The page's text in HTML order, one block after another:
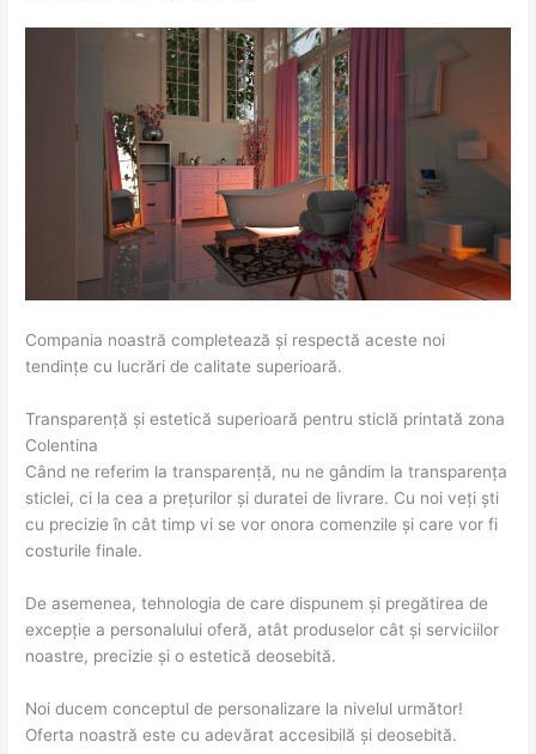
Compania noastră completează și respectă aceste noi
tendințe cu lucrări de calitate superioară.
Transparență și estetică superioară pentru sticlă printată zona
Colentina
Când ne referim la transparență, nu ne gândim la transparența
sticlei, ci la cea a prețurilor și duratei de livrare. Cu noi veți ști
cu precizie în cât timp vi se vor onora comenzile și care vor fi
costurile finale.
De asemenea, tehnologia de care dispunem și pregătirea de
excepție a personalului oferă, atât produselor cât și serviciilor
noastre, precizie și o estetică deosebită.
Noi ducem conceptul de personalizare la nivelul următor!
Oferta noastră este cu adevărat accesibilă și deosebită.